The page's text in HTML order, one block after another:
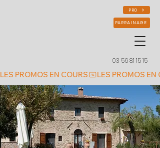
PRO
PARRAINAGE
03 56 81 15 15
LES PROMOS EN COURS